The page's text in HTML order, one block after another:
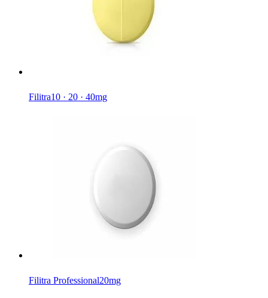
Filitra10 · 20 · 40mg
Filitra Professional20mg